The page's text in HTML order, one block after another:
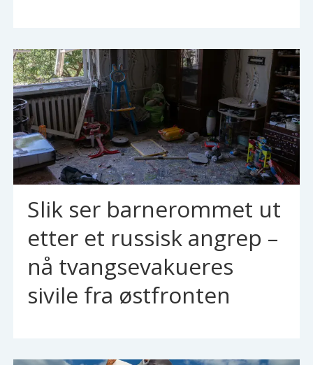
Slik ser barnerommet ut
etter et russisk angrep –
nå tvangsevakueres
sivile fra østfronten